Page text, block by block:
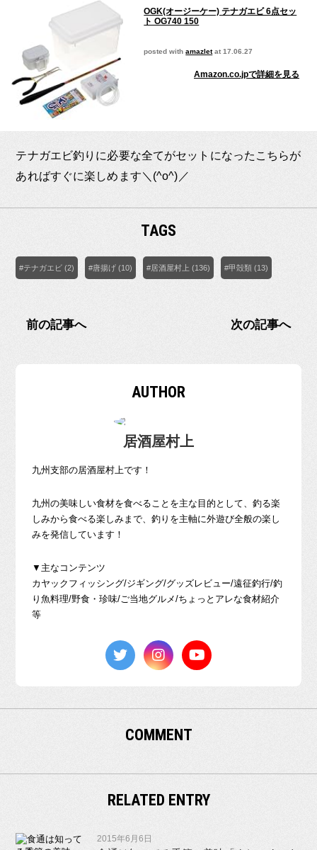
OGK(オージーケー) テナガエビ 6点セッ
ト OG740 150
posted withamazletat 17.06.27
Amazon.co.jpで詳細を見る
テナガエビ釣りに必要な全てがセットになったこちらが
あればすぐに楽しめます＼(^o^)／
TAGS
#テナガエビ (2) #唐揚げ (10) #居酒屋村上 (136) #甲殻類 (13)
前の記事へ 次の記事へ
AUTHOR
居酒屋村上
九州支部の居酒屋村上です！
九州の美味しい食材を食べることを主な目的として、釣る楽
しみから食べる楽しみまで、釣りを主軸に外遊び全般の楽し
みを発信しています！
▼主なコンテンツ
カヤックフィッシング/ジギング/グッズレビュー/遠征釣行/釣
り魚料理/野食・珍味/ご当地グルメ/ちょっとアレな食材紹介
等
COMMENT
RELATED ENTRY
2015年6月6日